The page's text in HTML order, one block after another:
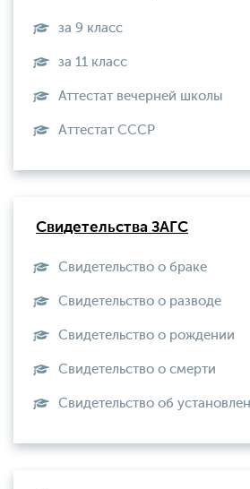
за 9 класс
за 11 класс
Аттестат вечерней школы
Aттестат СССР
Свидетельства ЗАГС
Свидетельство о браке
Свидетельство о разводе
Свидетельство о рождении
Свидетельство о смерти
Свидетельство об